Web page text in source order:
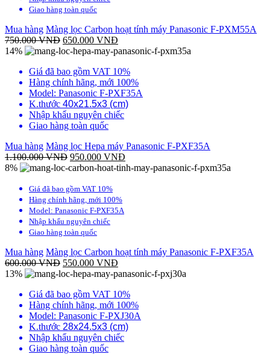
Giao hàng toàn quốc
Mua hàng Màng lọc Carbon hoạt tính máy Panasonic F-PXM55A
750.000VNĐ 650.000 VNĐ
14%
Giá đã bao gồm VAT 10%
Hàng chính hãng, mới 100%
Model: Panasonic F-PXF35A
K.thước 40x21.5x3 (cm)
Nhập khẩu nguyên chiếc
Giao hàng toàn quốc
Mua hàng Màng lọc Hepa máy Panasonic F-PXF35A
1.100.000VNĐ 950.000 VNĐ
8%
Giá đã bao gồm VAT 10%
Hàng chính hãng, mới 100%
Model: Panasonic F-PXF35A
Nhập khẩu nguyên chiếc
Giao hàng toàn quốc
Mua hàng Màng lọc Carbon hoạt tính máy Panasonic F-PXF35A
600.000VNĐ 550.000 VNĐ
13%
Giá đã bao gồm VAT 10%
Hàng chính hãng, mới 100%
Model: Panasonic F-PXJ30A
K.thước 28x24.5x3 (cm)
Nhập khẩu nguyên chiếc
Giao hàng toàn quốc